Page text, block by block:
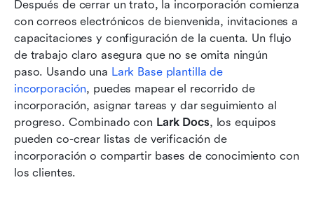
Después de cerrar un trato, la incorporación comienza
con correos electrónicos de bienvenida, invitaciones a
capacitaciones y configuración de la cuenta. Un flujo
de trabajo claro asegura que no se omita ningún
paso. Usando una Lark Base plantilla de
incorporación, puedes mapear el recorrido de
incorporación, asignar tareas y dar seguimiento al
progreso. Combinado con Lark Docs, los equipos
pueden co-crear listas de verificación de
incorporación o compartir bases de conocimiento con
los clientes.